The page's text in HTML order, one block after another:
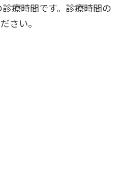
療時間です。診療時間の
さい。